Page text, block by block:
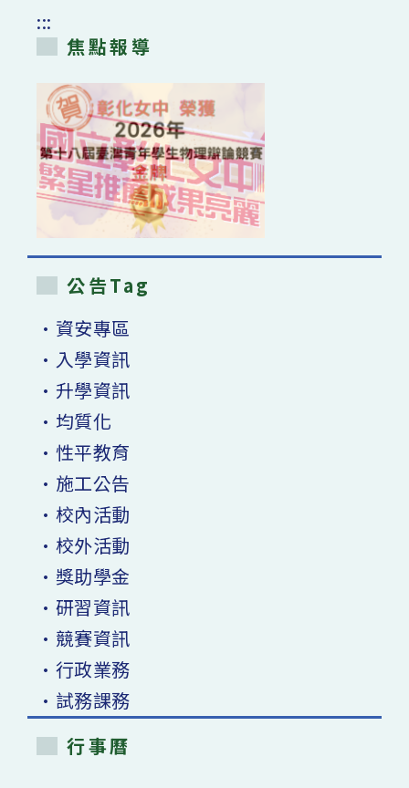
業
當
日
開
放，
歡
迎
蒞
臨
觀
賞〉
:::
焦點報導
公告Tag
•資安專區
•入學資訊
•升學資訊
•均質化
•性平教育
•施工公告
•校內活動
•校外活動
•獎助學金
•研習資訊
•競賽資訊
•行政業務
•試務課務
行事曆